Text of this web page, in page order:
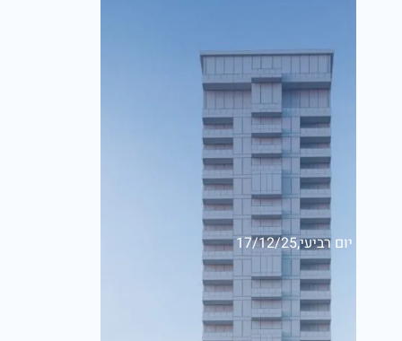
יום רביעי,17/12/25